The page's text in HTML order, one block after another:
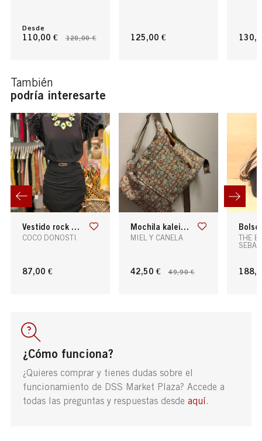
Desde
110,00 € 120,00 € 125,00 €
También
podría interesarte
vestido rock star
COCO DONOSTI
87,00 €
mochila kaleido
MIEL Y CANELA
42,50 € 49,90 €
bolso de piel
THE
¿Cómo funciona?
¿Quieres comprar y tienes dudas sobre el
funcionamiento de DSS Market Plaza? Accede a
todas las preguntas y respuestas desde aquí .